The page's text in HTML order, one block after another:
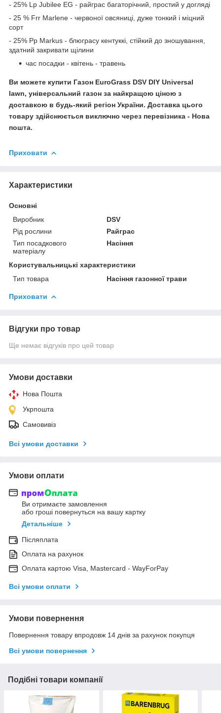
- 25% Lp Jubilee EG - райграс багаторічний, простий у догляді
- 25 % Frr Marlene - червоної овсяниці, дуже тонкий і міцний
сорт
- 25% Pp Markus - блюграсу кентуккі, стійкий до зношування,
здатний закривати щілини
час посадки - квітень - травень
Ви можете купити Газон EuroGrass DSV DIY Universal
lawn, універсальний газон за найкращою ціною з
доставкою в будь-який регіон України. Доставка цього
товару здійснюється виключно через перевізника - Нова
пошта.
Приховати
Характеристики
Основні
Виробник
DSV
Рід рослини
Райграс
Тип посадкового
матеріалу
Насіння
Користувальницькі характеристики
Тип товара
Насіння газонної трави
Приховати
Відгуки про товар
Ще немає відгуків про цей товар
Умови доставки
Нова Пошта
Укрпошта
Самовивіз
Всі умови доставки
Умови оплати
Ви отримаєте замовлення
або гроші повернуться на вашу картку
Детальніше
Післяплата
Оплата на рахунок
Оплата картою Visa, Mastercard - WayForPay
Всі умови оплати
Умови повернення
Повернення товару впродовж 14 днів за рахунок покупця
Всі умови повернення
Подібні товари компанії